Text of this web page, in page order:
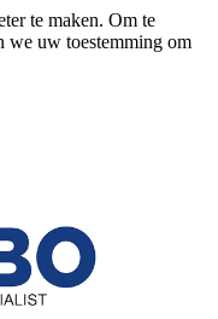
te maken. Om te
we uw toestemming om